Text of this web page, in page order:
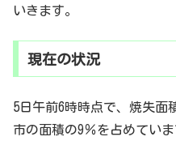
いきます。
現在の状況
5日午前6時時点で、焼失面
市の面積の9％を占めていま